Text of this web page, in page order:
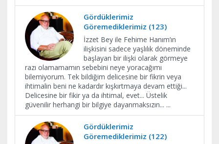
Gördüklerimiz
Göremediklerimiz (123)
İzzet Bey ile Fehime Hanım’ın
ilişkisini sadece yaşlılık döneminde
başlayan bir ilişki olarak görmeye
razı olamamamın sebebini neye yoracağımı
bilemiyorum. Tek bildiğim delicesine bir fikrin veya
ihtimalin beni ne kadardır kışkırtmaya devam ettiği...
Delicesine bir fikir ya da ihtimal, evet... Üstelik
güvenilir herhangi bir bilgiye dayanmaksızın... ...
Gördüklerimiz
Göremediklerimiz (122)